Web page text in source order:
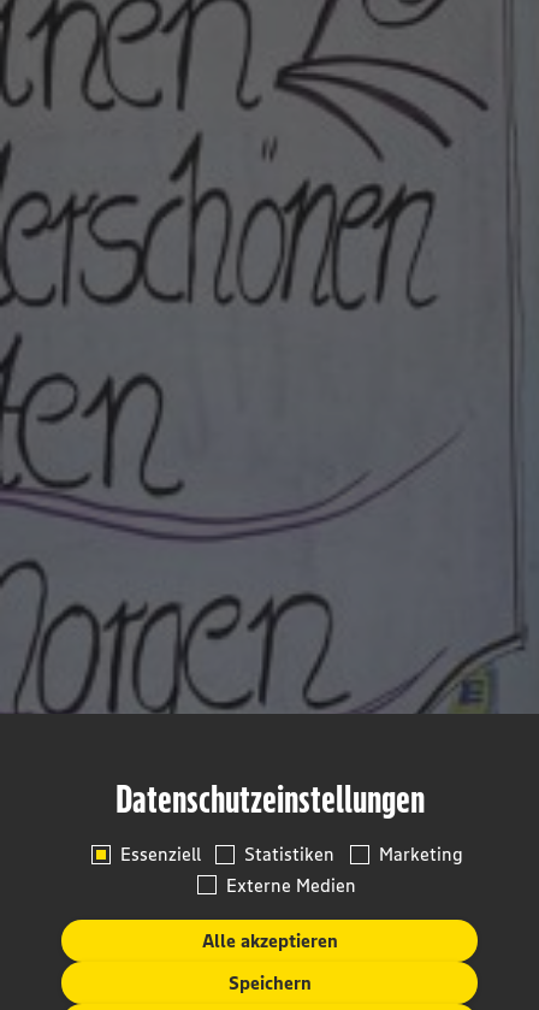
Datenschutzeinstellungen
Essenziell Statistiken
Marketing
Externe Medien
Alle akzeptieren
Speichern